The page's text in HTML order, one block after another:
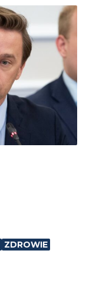
ZDROWIE